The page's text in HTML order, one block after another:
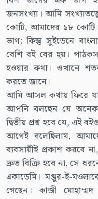
জনসংখ্যা। আমি
কোটি, আমাদের ১৮
ভাগ; কিন্তু সুইডেনে
বেশি বই বের হয়।
হওয়ার কথা। ওখানে
করতে জানে।
আমি আসল কথায় ফিরে
আপনি বলছেন যে
দ্বিতীয় প্রশ্ন হবে যে, এই
আগেই বলেছিলাম,
ব্যবসায়ীই প্রকাশ করবে
দ্রুত বিক্রি হবে না, সে
একাডেমি। মঞ্জুর-ই-
গেছেন। কাজী